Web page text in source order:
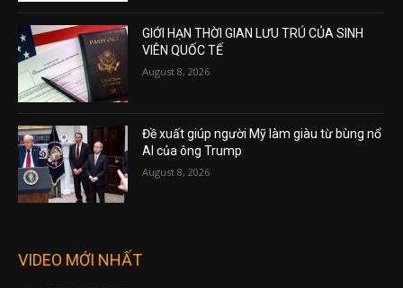
GIỚI HẠN THỜI GIAN LƯU TRÚ CỦA SINH
VIÊN QUỐC TẾ
August 8, 2026
Đề xuất giúp người Mỹ làm giàu từ bùng nổ
AI của ông Trump
August 8, 2026
VIDEO MỚI NHẤT